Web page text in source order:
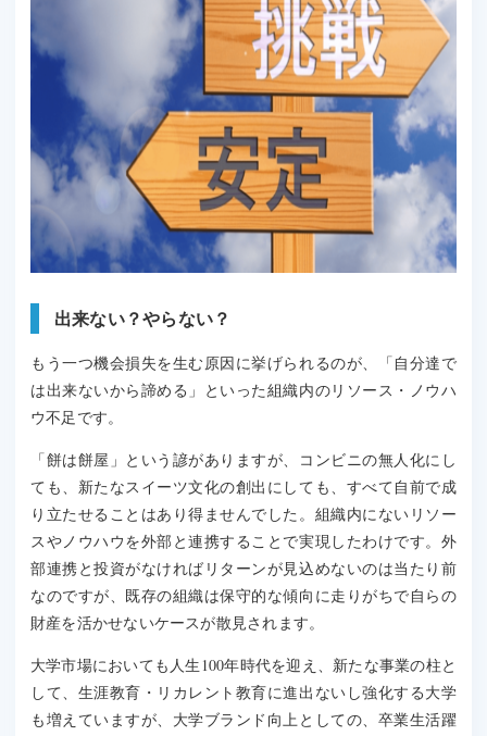
出来ない？やらない？
もう一つ機会損失を生む原因に挙げられるのが、「自分達で
は出来ないから諦める」といった組織内のリソース・ノウハ
ウ不足です。
「餅は餅屋」という諺がありますが、コンビニの無人化にし
ても、新たなスイーツ文化の創出にしても、すべて自前で成
り立たせることはあり得ませんでした。組織内にないリソー
スやノウハウを外部と連携することで実現したわけです。外
部連携と投資がなければリターンが見込めないのは当たり前
なのですが、既存の組織は保守的な傾向に走りがちで自らの
財産を活かせないケースが散見されます。
大学市場においても人生100年時代を迎え、新たな事業の柱と
して、生涯教育・リカレント教育に進出ないし強化する大学
も増えていますが、大学ブランド向上としての、卒業生活躍